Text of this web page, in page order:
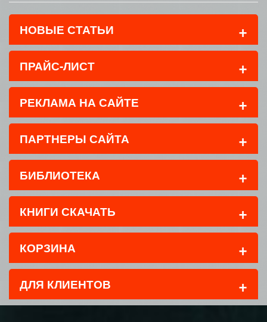
НОВЫЕ СТАТЬИ +
ПРАЙС-ЛИСТ +
РЕКЛАМА НА САЙТЕ +
ПАРТНЕРЫ САЙТА +
БИБЛИОТЕКА +
КНИГИ СКАЧАТЬ +
КОРЗИНА +
ДЛЯ КЛИЕНТОВ +